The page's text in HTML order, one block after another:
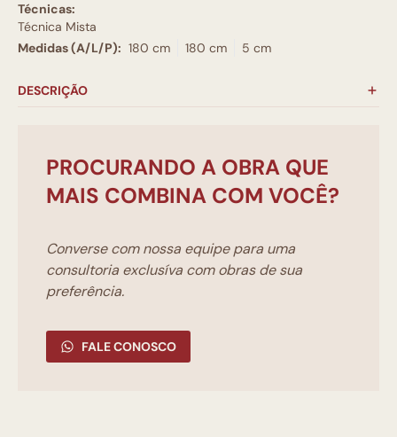
Técnicas:
Técnica Mista
Medidas (A/L/P): 180 cm 180 cm 5 cm
DESCRIÇÃO
PROCURANDO A OBRA QUE
MAIS COMBINA COM VOCÊ?
Converse com nossa equipe para uma
consultoria exclusíva com obras de sua
preferência.
FALE CONOSCO